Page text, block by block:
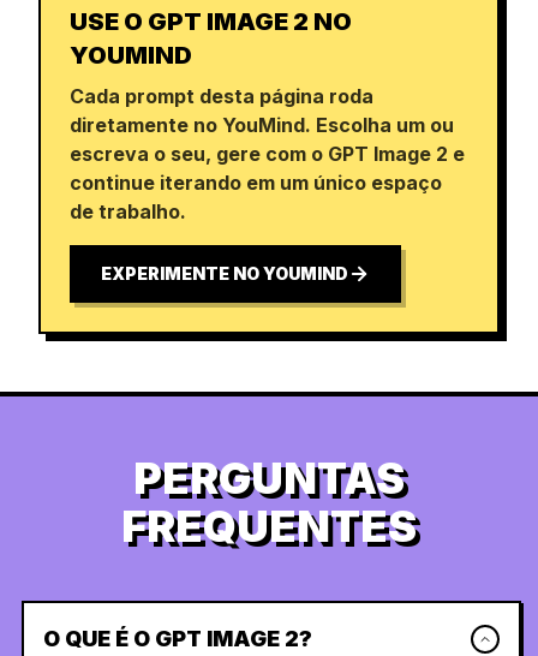
USE O GPT IMAGE 2 NO
YOUMIND
Cada prompt desta página roda
diretamente no YouMind. Escolha um ou
escreva o seu, gere com o GPT Image 2 e
continue iterando em um único espaço
de trabalho.
EXPERIMENTE NO YOUMIND
PERGUNTAS
FREQUENTES
O QUE É O GPT IMAGE 2?